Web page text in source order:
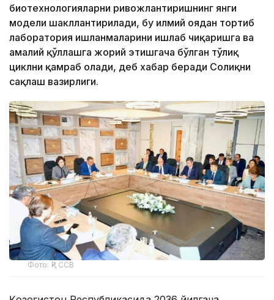
биотехнологияларни ривожлантиришнинг янги
модели шакллантирилади, бу илмий ғоядан тортиб
лаборатория ишланмаларини ишлаб чиқаришга ва
амалий қўллашга жорий этишгача бўлган тўлиқ
циклни қамраб олади, деб хабар беради Соғлиқни
сақлаш вазирлиги.
Фото: ҚР ССВ